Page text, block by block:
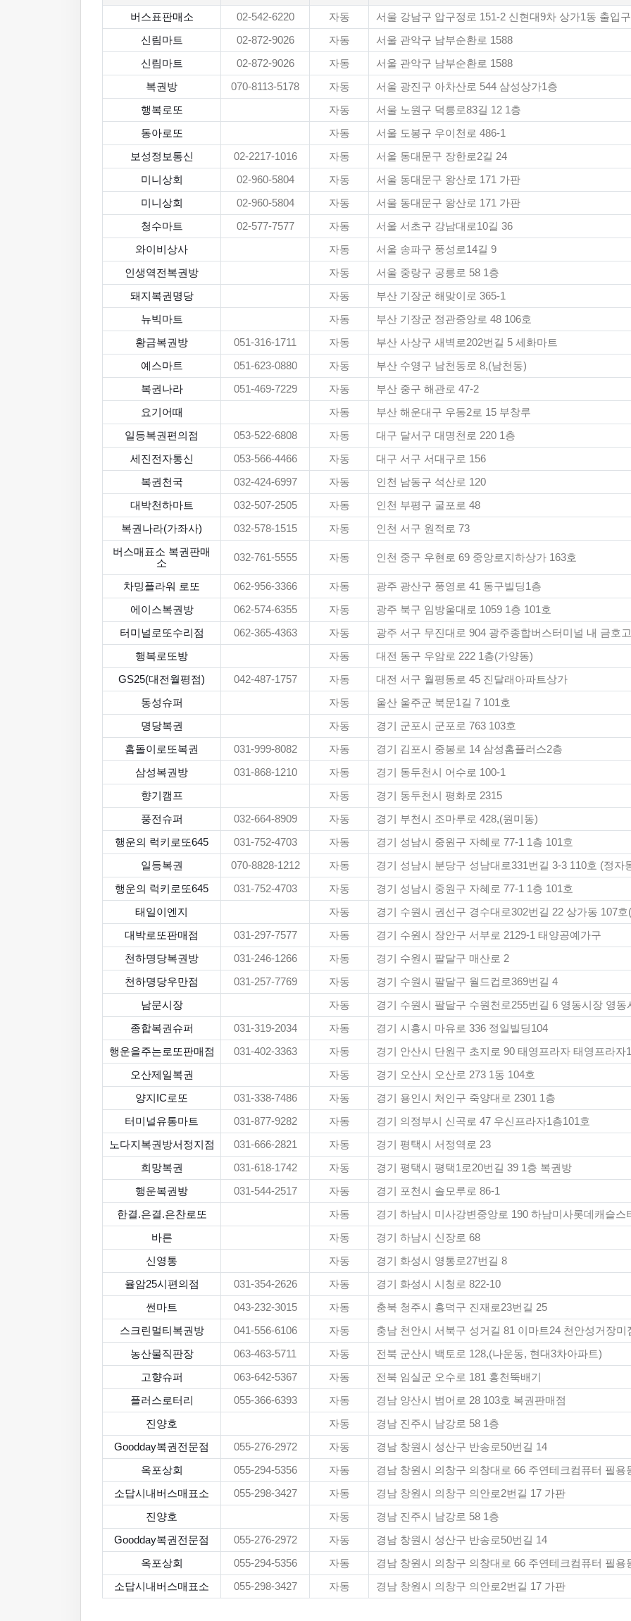
버스표판매소 02-542-6220 자동 서울 강남구 압구정로 151-2 신현대9차 상가1동 출입
신림마트 02-872-9026 자동 서울 관악구 남부순환로 1588
신림마트 02-872-9026 자동 서울 관악구 남부순환로 1588
복권방 070-8113-5178 자동 서울 광진구 아차산로 544 삼성상가1층
행복로또 자동 서울 노원구 덕릉로83길 12 1층
동아로또 자동 서울 도봉구 우이천로 486-1
보성정보통신 02-2217-1016 자동 서울 동대문구 장한로2길 24
미니상회 02-960-5804 자동 서울 동대문구 왕산로 171 가판
미니상회 02-960-5804 자동 서울 동대문구 왕산로 171 가판
청수마트 02-577-7577 자동 서울 서초구 강남대로10길 36
와이비상사 자동 서울 송파구 풍성로14길 9
인생역전복권방 자동 서울 중랑구 공릉로 58 1층
돼지복권명당 자동 부산 기장군 해맞이로 365-1
뉴빅마트 자동 부산 기장군 정관중앙로 48 106호
황금복권방 051-316-1711 자동 부산 사상구 새벽로202번길 5 세화마트
예스마트 051-623-0880 자동 부산 수영구 남천동로 8,(남천동)
복권나라 051-469-7229 자동 부산 중구 해관로 47-2
요기어때 자동 부산 해운대구 우동2로 15 부창루
일등복권편의점 053-522-6808 자동 대구 달서구 대명천로 220 1층
세진전자통신 053-566-4466 자동 대구 서구 서대구로 156
복권천국 032-424-6997 자동 인천 남동구 석산로 120
대박천하마트 032-507-2505 자동 인천 부평구 굴포로 48
복권나라(가좌사) 032-578-1515 자동 인천 서구 원적로 73
버스매표소 복권판매
소
032-761-5555 자동 인천 중구 우현로 69 중앙로지하상가 163호
차밍플라워 로또 062-956-3366 자동 광주 광산구 풍영로 41 동구빌딩1층
에이스복권방 062-574-6355 자동 광주 북구 임방울대로 1059 1층 101호
터미널로또수리점 062-365-4363 자동 광주 서구 무진대로 904 광주종합버스터미널 내 금호
행복로또방 자동 대전 동구 우암로 222 1층(가양동)
GS25(대전월평점) 042-487-1757 자동 대전 서구 월평동로 45 진달래아파트상가
동성슈퍼 자동 울산 울주군 북문1길 7 101호
명당복권 자동 경기 군포시 군포로 763 103호
홈돌이로또복권 031-999-8082 자동 경기 김포시 중봉로 14 삼성홈플러스2층
삼성복권방 031-868-1210 자동 경기 동두천시 어수로 100-1
향기캠프 자동 경기 동두천시 평화로 2315
풍전슈퍼 032-664-8909 자동 경기 부천시 조마루로 428,(원미동)
행운의 럭키로또645 031-752-4703 자동 경기 성남시 중원구 자혜로 77-1 1층 101호
일등복권 070-8828-1212 자동 경기 성남시 분당구 성남대로331번길 3-3 110호 (정자
행운의 럭키로또645 031-752-4703 자동 경기 성남시 중원구 자혜로 77-1 1층 101호
태일이엔지 자동 경기 수원시 권선구 경수대로302번길 22 상가동 107
대박로또판매점 031-297-7577 자동 경기 수원시 장안구 서부로 2129-1 태양공예가구
천하명당복권방 031-246-1266 자동 경기 수원시 팔달구 매산로 2
천하명당우만점 031-257-7769 자동 경기 수원시 팔달구 월드컵로369번길 4
남문시장 자동 경기 수원시 팔달구 수원천로255번길 6 영동시장 영동
종합복권슈퍼 031-319-2034 자동 경기 시흥시 마유로 336 정일빌딩104
행운을주는로또판매점 031-402-3363 자동 경기 안산시 단원구 초지로 90 태영프라자 태영프라자
오산제일복권 자동 경기 오산시 오산로 273 1동 104호
양지IC로또 031-338-7486 자동 경기 용인시 처인구 죽양대로 2301 1층
터미널유통마트 031-877-9282 자동 경기 의정부시 신곡로 47 우신프라자1층101호
노다지복권방서정지점 031-666-2821 자동 경기 평택시 서정역로 23
희망복권 031-618-1742 자동 경기 평택시 평택1로20번길 39 1층 복권방
행운복권방 031-544-2517 자동 경기 포천시 솔모루로 86-1
한결.은결.은찬로또 자동 경기 하남시 미사강변중앙로 190 하남미사롯데캐슬스
바른 자동 경기 하남시 신장로 68
신영통 자동 경기 화성시 영통로27번길 8
율암25시편의점 031-354-2626 자동 경기 화성시 시청로 822-10
썬마트 043-232-3015 자동 충북 청주시 흥덕구 진재로23번길 25
스크린멀티복권방 041-556-6106 자동 충남 천안시 서북구 성거길 81 이마트24 천안성거장미
농산물직판장 063-463-5711 자동 전북 군산시 백토로 128,(나운동, 현대3차아파트)
고향슈퍼 063-642-5367 자동 전북 임실군 오수로 181 홍천뚝배기
플러스로터리 055-366-6393 자동 경남 양산시 범어로 28 103호 복권판매점
진양호 자동 경남 진주시 남강로 58 1층
Goodday복권전문점 055-276-2972 자동 경남 창원시 성산구 반송로50번길 14
옥포상회 055-294-5356 자동 경남 창원시 의창구 의창대로 66 주연테크컴퓨터 필용
소답시내버스매표소 055-298-3427 자동 경남 창원시 의창구 의안로2번길 17 가판
진양호 자동 경남 진주시 남강로 58 1층
Goodday복권전문점 055-276-2972 자동 경남 창원시 성산구 반송로50번길 14
옥포상회 055-294-5356 자동 경남 창원시 의창구 의창대로 66 주연테크컴퓨터 필용
소답시내버스매표소 055-298-3427 자동 경남 창원시 의창구 의안로2번길 17 가판